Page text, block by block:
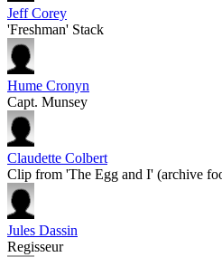
Jeff Corey
'Freshman' Stack
Hume Cronyn
Capt. Munsey
Claudette Colbert
Clip from 'The Egg and I' (archive
Jules Dassin
Regisseur